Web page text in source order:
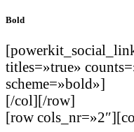
Bold
titles=»true»
scheme=»bold»]
[/col][/row]
[row